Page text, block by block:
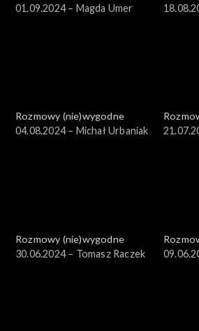
01.09.2024 – Magda Umer
Rozmowy (nie)wygodne
04.08.2024 – Michał Urbaniak
Rozmowy (nie)wygodne
30.06.2024 – Tomasz Raczek